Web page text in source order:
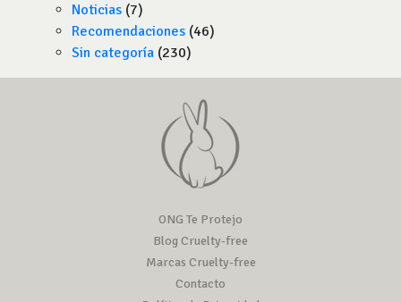
Noticias (7)
Recomendaciones (46)
Sin categoría (230)
ONG Te Protejo
Blog Cruelty-free
Marcas Cruelty-free
Contacto